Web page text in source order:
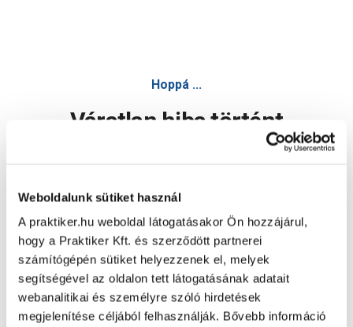
Weboldalunk sütiket használ
A praktiker.hu weboldal látogatásakor Ön hozzájárul,
hogy a Praktiker Kft. és szerződött partnerei
számítógépén sütiket helyezzenek el, melyek
segítségével az oldalon tett látogatásának adatait
webanalitikai és személyre szóló hirdetések
megjelenítése céljából felhasználják. Bővebb információ
Hoppá ...
Váratlan hiba történt
Oldal újratöltése